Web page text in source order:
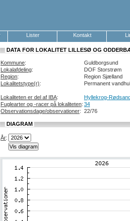
Lister Kontakt
DATA FOR LOKALITET LILLESØ OG
Kommune:
Guldborgsund
Lokalafdeling:
DOF Storstrøm
Region:
Region Sjælland
Lokalitetstype(r): Permanent
Lokaliteten er del af IBA:
Hyllekrog-
Fuglearter og -racer på lokaliteten: 34
Observationsdage/observationer: 22/76
DIAGRAM
År: